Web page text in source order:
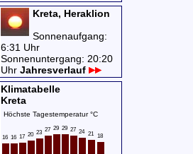
Kreta, Heraklion
Sonnenaufgang:
6:31 Uhr
Sonnenuntergang: 20:20
Uhr Jahresverlauf
Klimatabelle
Kreta
Höchste Tagestemperatur °C
16 16 17 20 23 27 29 29 27 24 21 18